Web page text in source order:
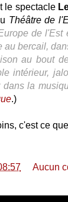
le spectacle
Théâtre de
de l'Est
au bercail,
au bout
intérieur,
la
.)
c'est ce
Aucun